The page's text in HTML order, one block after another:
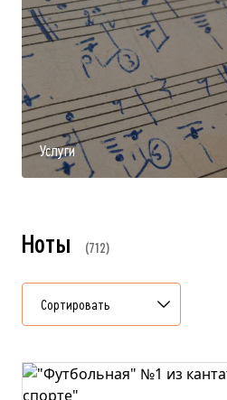
Услуги
Ноты 712
Сортировать